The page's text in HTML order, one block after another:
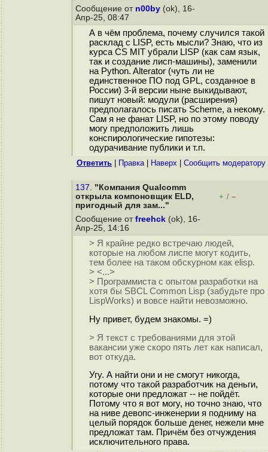
Сообщение от n00by (ok), 16-
Апр-25, 08:47
А в чём проблема, почему случился такой
расклад с LISP, есть мысли? Знаю, что из
курса CS MIT убрали LISP (как сам язык,
так и создание лисп-машины), заменили
на Python. Alterator (чуть ли не
единственное ПО под GPL, созданное в
России) 3-й версии ныне выкидывают,
пишут новый: модули (расширения)
предполагалось писать Scheme, а некому.
Сам я не фанат LISP, но по этому поводу
могу предположить лишь
конспирологические гипотезы:
одурачивание публики и т.п.
Ответить Правка| Наверх Cообщить модератору
137. "Компания Qualcomm
открыла компоновщик ELD,
пригодный для зам..."
+ / –
Сообщение от freehck (ok), 16-
Апр-25, 14:16
> Я крайне редко встречаю людей,
которые на любом лиспе могут кодить,
тем более на таком обскурном как elisp.
> <...>
> Программиста с опытом разработки на
хотя бы SBCL Common Lisp (забудьте про
LispWorks) и вовсе найти невозможно.
Ну привет, будем знакомы. =)
> Я текст с требованиями для этой
вакансии уже скоро пять лет как написал,
вот откуда.
Угу. А найти они и не смогут никогда,
потому что такой разработчик на деньги,
которые они предложат -- не пойдёт.
Потому что я вот могу, но точно знаю, что
на ниве девопс-инженерии я подниму на
целый порядок больше денег, нежели мне
предложат там. Причём без отчуждения
исключительного права.